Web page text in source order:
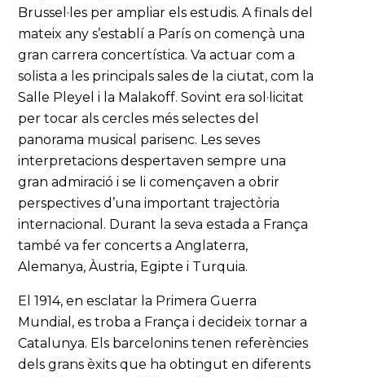
Brussel·les per ampliar els estudis. A finals del
mateix any s’establí a París on començà una
gran carrera concertística. Va actuar com a
solista a les principals sales de la ciutat, com la
Salle Pleyel i la Malakoff. Sovint era sol·licitat
per tocar als cercles més selectes del
panorama musical parisenc. Les seves
interpretacions despertaven sempre una
gran admiració i se li començaven a obrir
perspectives d’una important trajectòria
internacional. Durant la seva estada a França
també va fer concerts a Anglaterra,
Alemanya, Àustria, Egipte i Turquia.
El 1914, en esclatar la Primera Guerra
Mundial, es troba a França i decideix tornar a
Catalunya. Els barcelonins tenen referències
dels grans èxits que ha obtingut en diferents